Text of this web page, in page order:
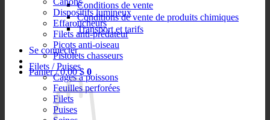
Conditions de vente
Conditions de vente de produits chimiques
Transport et tarifs
Se connecter
Panier /0,00$ 0
Dispositifs lumineux
Effaroucheurs
Filets anti-prédateur
Picots anti-oiseau
Pistolets chasseurs
Filets / Puises
Cages à poissons
Feuilles perforées
Filets
Puises